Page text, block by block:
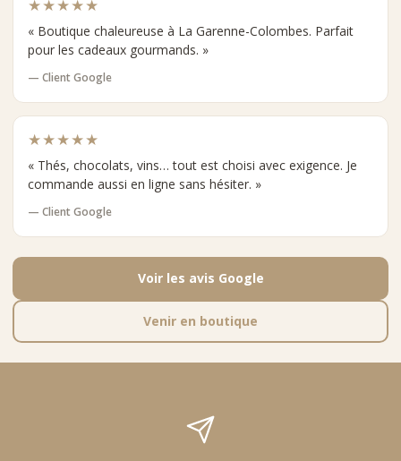
★★★★★
« Boutique chaleureuse à La Garenne-Colombes. Parfait
pour les cadeaux gourmands. »
— Client Google
★★★★★
« Thés, chocolats, vins… tout est choisi avec exigence. Je
commande aussi en ligne sans hésiter. »
— Client Google
Voir les avis Google
Venir en boutique